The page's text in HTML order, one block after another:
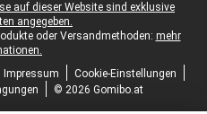
auf dieser Website sind exklusive
angegeben.
oder Versandmethoden: mehr
Impressum
Cookie-Einstellungen
© 2026 Gomibo.at